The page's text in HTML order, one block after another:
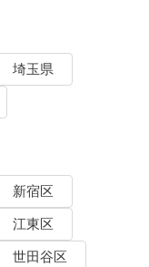
埼玉県
新宿区
江東区
世田谷区